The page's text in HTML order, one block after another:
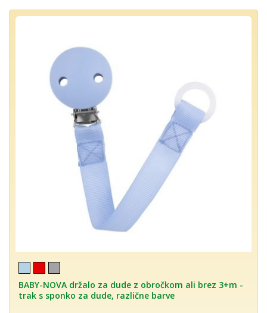
BABY-NOVA držalo za dude z obročkom ali brez 3+m -
trak s sponko za dude, različne barve